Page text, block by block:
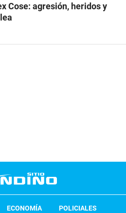
Cose: agresión, heridos y
ECONOMÍA
POLICIALES